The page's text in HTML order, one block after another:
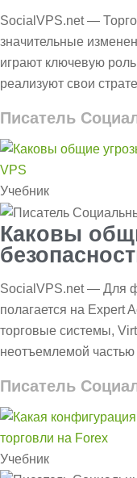
SocialVPS.net —
значительные
играют ключевую
реализуют свои
Писатель
Учебник
Каковы
SocialVPS.net — Для
полагается на Expert
торговые системы,
неотъемлемой частью
Писатель
Учебник